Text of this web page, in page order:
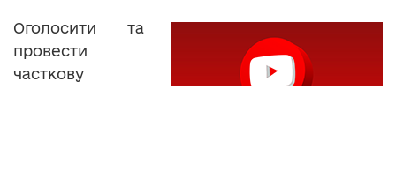
Оголосити та
провести
часткову